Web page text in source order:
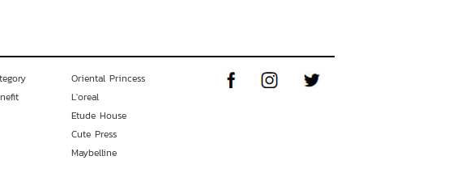
Oriental Princess
L'oreal
Etude House
Cute Press
Maybelline